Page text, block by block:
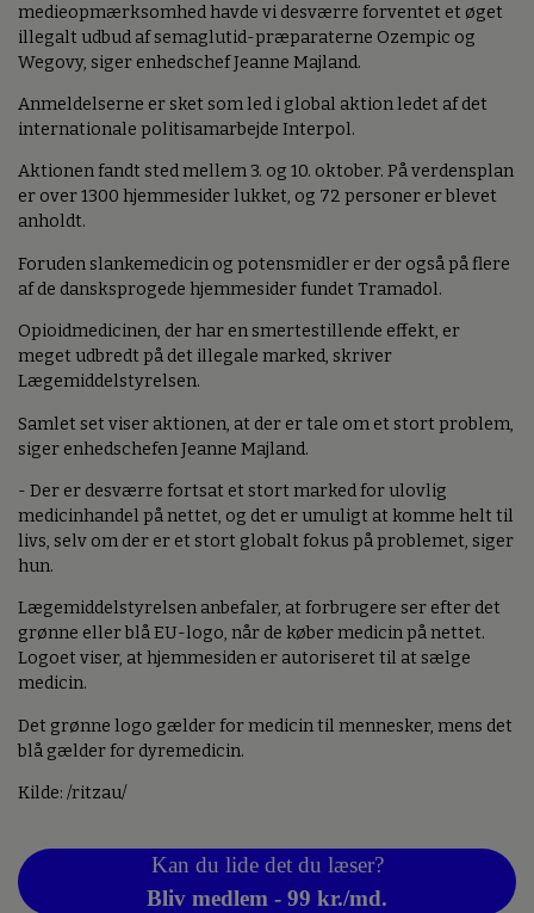
medieopmærksomhed havde vi desværre forventet et øget
illegalt udbud af semaglutid-præparaterne Ozempic og
Wegovy, siger enhedschef Jeanne Majland.
Anmeldelserne er sket som led i global aktion ledet af det
internationale politisamarbejde Interpol.
Aktionen fandt sted mellem 3. og 10. oktober. På verdensplan
er over 1300 hjemmesider lukket, og 72 personer er blevet
anholdt.
Foruden slankemedicin og potensmidler er der også på flere
af de dansksprogede hjemmesider fundet Tramadol.
Opioidmedicinen, der har en smertestillende effekt, er
meget udbredt på det illegale marked, skriver
Lægemiddelstyrelsen.
Samlet set viser aktionen, at der er tale om et stort problem,
siger enhedschefen Jeanne Majland.
- Der er desværre fortsat et stort marked for ulovlig
medicinhandel på nettet, og det er umuligt at komme helt til
livs, selv om der er et stort globalt fokus på problemet, siger
hun.
Lægemiddelstyrelsen anbefaler, at forbrugere ser efter det
grønne eller blå EU-logo, når de køber medicin på nettet.
Logoet viser, at hjemmesiden er autoriseret til at sælge
medicin.
Det grønne logo gælder for medicin til mennesker, mens det
blå gælder for dyremedicin.
Kilde: /ritzau/
Kan du lide det du læser?
Bliv medlem - 99 kr./md.